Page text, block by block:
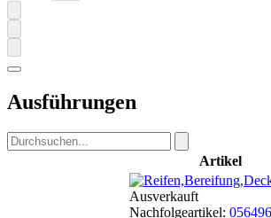
Ausführungen
Artikel
Ausverkauft
Nachfolgeartikel: